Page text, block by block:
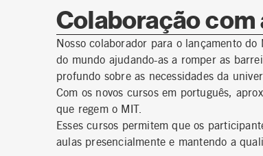
Colaboração com
Nosso colaborador para o lançamento
do mundo ajudando-as a romper as
profundo sobre as necessidades da
Com os novos cursos em português,
que regem o MIT.
Esses cursos permitem que os
aulas presencialmente e mantendo a